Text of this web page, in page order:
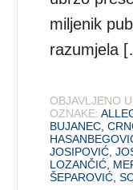
miljenik
razumjela
OBJAVLJENO
OZNAKE:
BUJANEC,
JOSIPOVIĆ,
LOZANČIĆ,
ŠEPAROVIĆ,